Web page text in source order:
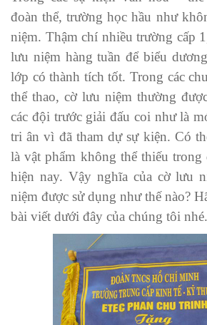
đoàn thể, trường học hầu như
niệm. Thậm chí nhiều trường cấp
lưu niệm hàng tuần để biểu
lớp có thành tích tốt. Trong các
thể thao, cờ lưu niệm thường
các đội trước giải đấu coi như là
tri ân vì đã tham dự sự kiện. Có
là vật phẩm không thể thiếu
hiện nay. Vậy nghĩa của cờ lưu
niệm được sử dụng như thế nào?
bài viết dưới đây của chúng tôi nhé.